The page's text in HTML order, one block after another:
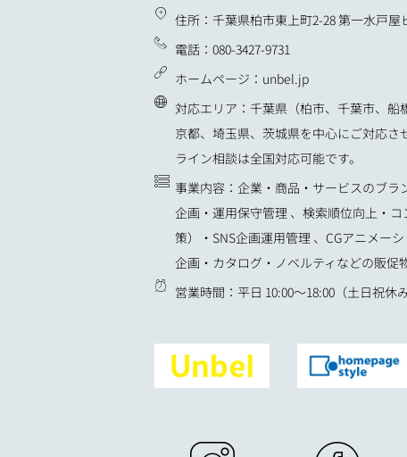
住所：千葉県柏市東上町2-28 第一水戸屋
電話：080-3427-9731
ホームページ：unbel.jp
対応エリア：千葉県（柏市、千葉市、
京都、埼玉県、茨城県を中心にご対応
ライン相談は全国対応可能です。
事業内容：企業・商品・サービスのブラ
企画・運用保守管理 、検索順位向上・
策）・SNS企画運用管理 、CGアニメー
企画・カタログ・ノベルティなどの販促
営業時間：平日 10:00〜18:00（土日祝休み